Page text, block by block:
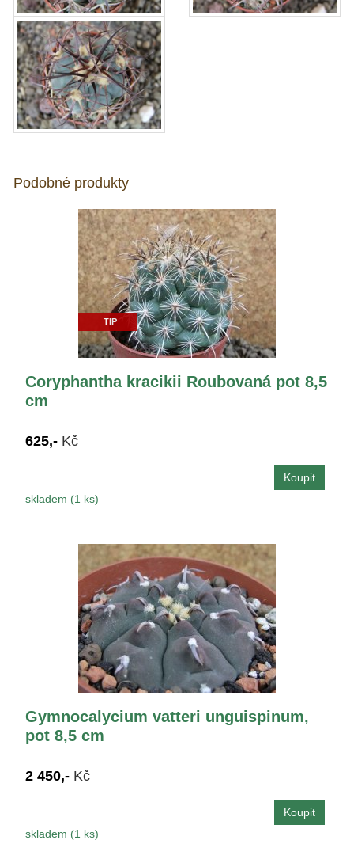
Podobné produkty
TIP
Coryphantha kracikii Roubovaná pot 8,5
cm
625,- Kč
skladem (1 ks)
Gymnocalycium vatteri unguispinum,
pot 8,5 cm
2 450,- Kč
skladem (1 ks)